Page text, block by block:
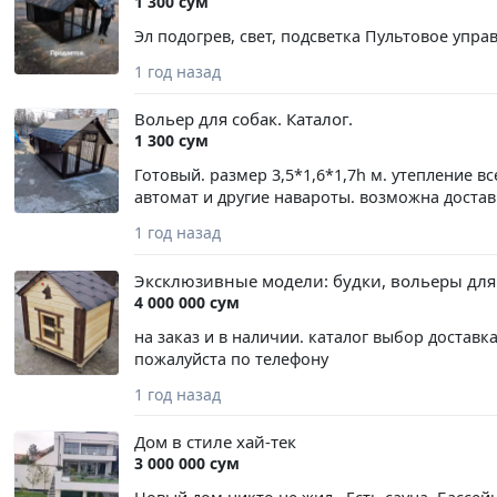
Официальный сайт: www.yuzhmash.com
платформе, поэтому прошу не путать с тем,
1800000 сум, а насос- 2200000, суммарно
kompressorini sotaman - 1M, moysiz, qabul
ishlashi mumkin. Texnik xususiyatlari: Elektr
dvigatel quvvati - 650 Vt, qabul qiluvchining
narsalar bilan adashtirmang.
Эл подогрев, свет, подсветка Пультовое
1 год назад
Вольер для собак. Каталог.
1 300 сум
Готовый. размер 3,5*1,6*1,7h м. утепление
автомат и другие навароты. возможна
1 год назад
Эксклюзивные модели: будки, вольеры
4 000 000 сум
на заказ и в наличии. каталог выбор
пожалуйста по телефону
1 год назад
Дом в стиле хай-тек
3 000 000 сум